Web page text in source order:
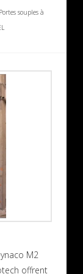
Portes souples à
M2
offrent